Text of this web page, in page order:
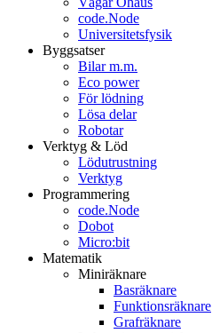
code.Node
Universitetsfysik
Byggsatser
Bilar m.m.
Eco power
För lödning
Lösa delar
Robotar
Verktyg & Löd
Lödutrustning
Verktyg
Programmering
code.Node
Dobot
Micro:bit
Matematik
Miniräknare
Basräknare
Funktionsräknare
Grafräknare